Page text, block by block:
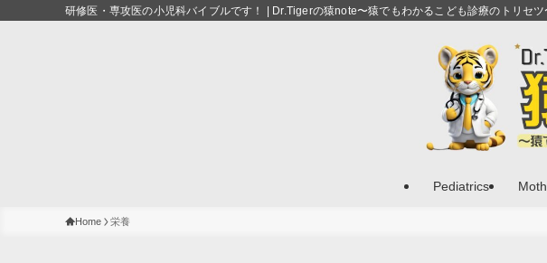
研修医・専攻医の小児科バイブルです！ | Dr.Tigerの猿note〜猿でもわかるこども診療のトリセツ
Pediatrics
Home 栄養